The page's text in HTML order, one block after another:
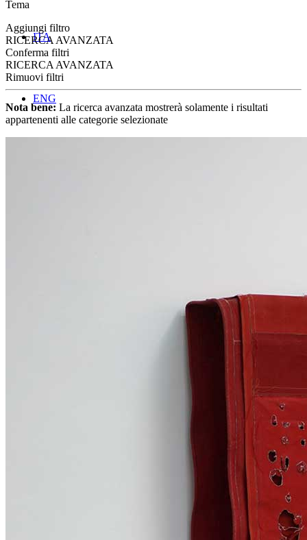
ITA
ENG
Tema
Aggiungi filtro
RICERCA AVANZATA
Conferma filtri
RICERCA AVANZATA
Rimuovi filtri
Nota bene: La ricerca avanzata mostrerà solamente i risultati
appartenenti alle categorie selezionate